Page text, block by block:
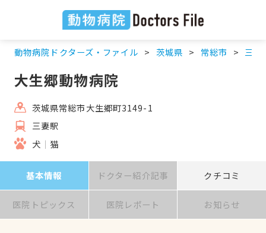
動物病院ドクターズ・ファイル 茨城県 常総市 三妻
大生郷動物病院
茨城県常総市大生郷町3149-1
三妻駅
犬
猫
基本情報 ドクター紹介記事 クチコミ
医院トピックス 医院レポート お知らせ